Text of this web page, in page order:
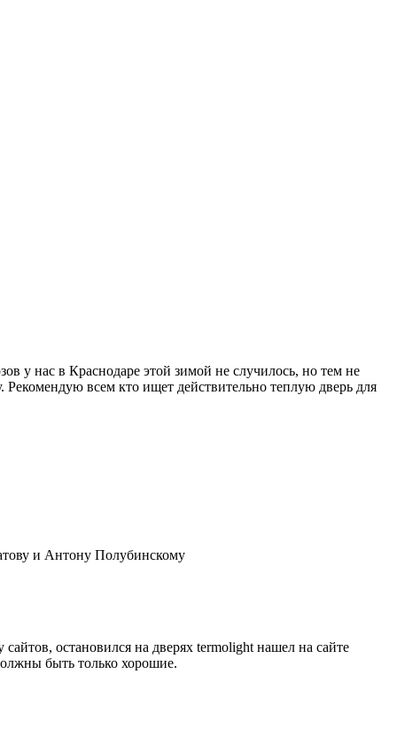
у нас в Краснодаре этой зимой не случилось, но тем не
Рекомендую всем кто ищет действительно теплую дверь для
и Антону Полубинскому
остановился на дверях termolight нашел на сайте
быть только хорошие.